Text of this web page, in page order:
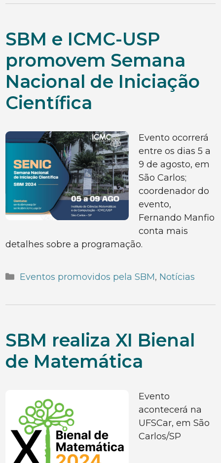
SBM e ICMC-USP
promovem Semana
Nacional de Iniciação
Científica
Evento ocorrerá
entre os dias 5 a
9 de agosto, em
São Carlos;
coordenador do
evento,
Fernando Manfio
conta mais
detalhes sobre a programação.
Categorias
Eventos promovidos pela SBM, Notícias
SBM realiza XI Bienal
de Matemática
Evento
acontecerá na
UFSCar, em São
Carlos/SP